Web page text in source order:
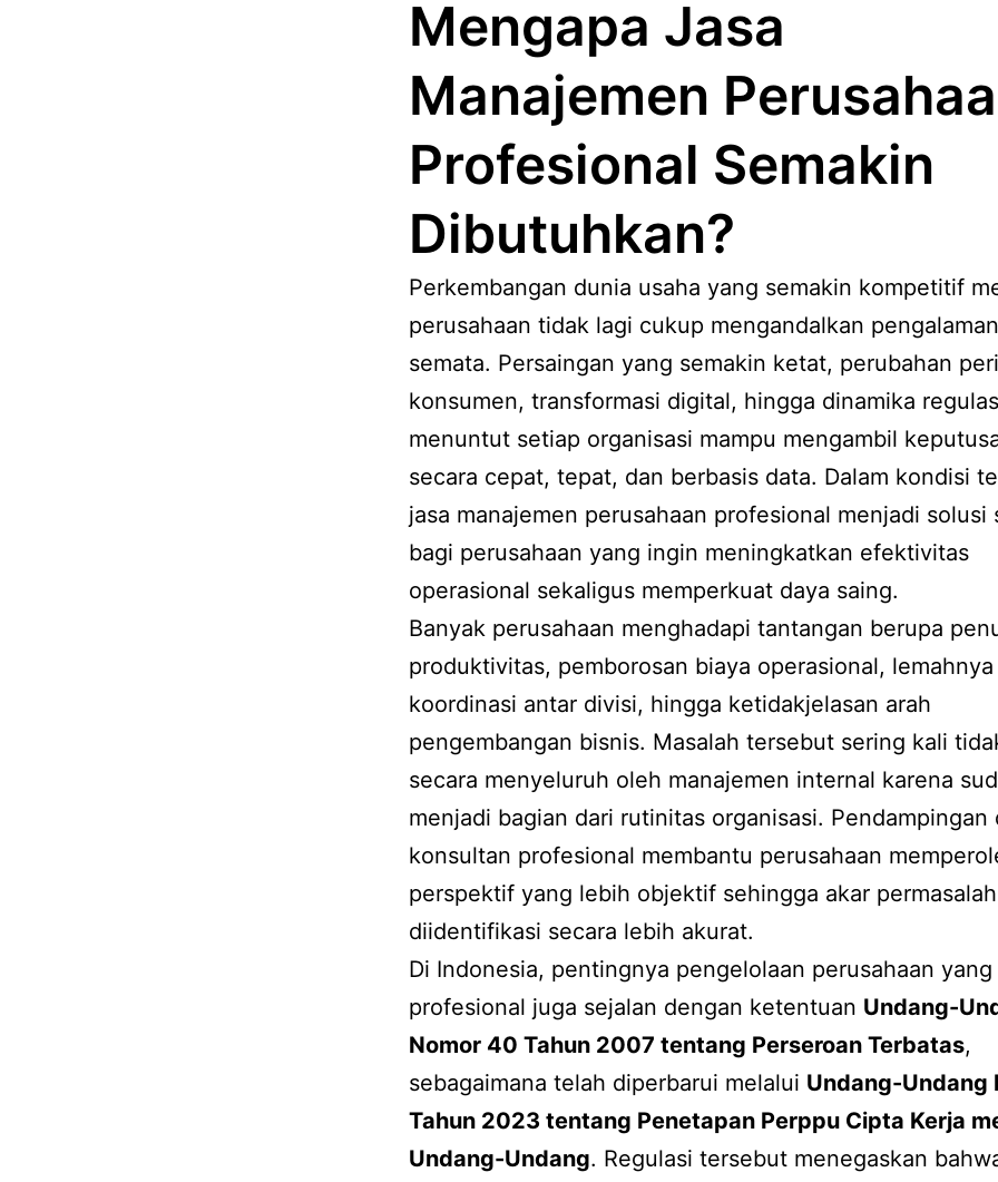
Mengapa Jasa
Manajemen
Profesional Semakin
Dibutuhkan?
Perkembangan dunia usaha yang semakin kompetitif
perusahaan tidak lagi cukup mengandalkan
semata. Persaingan yang semakin ketat, perubahan
konsumen, transformasi digital, hingga dinamika
menuntut setiap organisasi mampu mengambil
secara cepat, tepat, dan berbasis data. Dalam kondisi
jasa manajemen perusahaan profesional menjadi solusi
bagi perusahaan yang ingin meningkatkan efektivitas
operasional sekaligus memperkuat daya saing.
Banyak perusahaan menghadapi tantangan berupa
produktivitas, pemborosan biaya operasional, lemahnya
koordinasi antar divisi, hingga ketidakjelasan arah
pengembangan bisnis. Masalah tersebut sering kali
secara menyeluruh oleh manajemen internal karena
menjadi bagian dari rutinitas organisasi. Pendampingan
konsultan profesional membantu perusahaan
perspektif yang lebih objektif sehingga akar
diidentifikasi secara lebih akurat.
Di Indonesia, pentingnya pengelolaan perusahaan yang
profesional juga sejalan dengan ketentuan Undang-
Nomor 40 Tahun 2007 tentang Perseroan Terbatas,
sebagaimana telah diperbarui melalui Undang-Undang
Tahun 2023 tentang Penetapan Perppu Cipta Kerja
Undang-Undang. Regulasi tersebut menegaskan